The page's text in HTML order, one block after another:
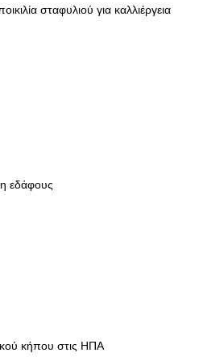
σταφυλιού για καλλιέργεια
εδάφους
κήπου στις ΗΠΑ